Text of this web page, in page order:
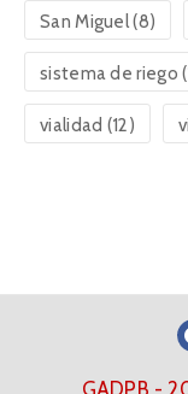
San Miguel(8)
sistema de riego
vialidad (12)
GADPB -